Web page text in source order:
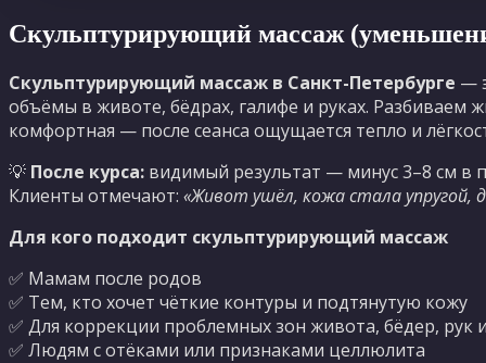
Скульптурирующий массаж
Скульптурирующий массаж в Санкт-Петербурге —
объёмы в животе, бёдрах, галифе и руках.
комфортная — после сеанса ощущается тепло и
💡 После курса: видимый результат — минус 3–8 см в
Клиенты отмечают: «Живот ушёл, кожа стала упругой,
Для кого подходит скульптурирующий массаж
✅ Мамам после родов
✅ Тем, кто хочет чёткие контуры и подтянутую кожу
✅ Для коррекции проблемных зон живота, бёдер, рук
✅ Людям с отёками или признаками целлюлита